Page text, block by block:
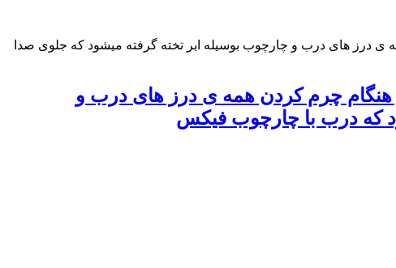
های درب و چارچوب بوسیله ابر تخته گرفته میشود که جلوی صدا
چرم کردن همه ی درز های درب و
که درب با چارچوب فیکس